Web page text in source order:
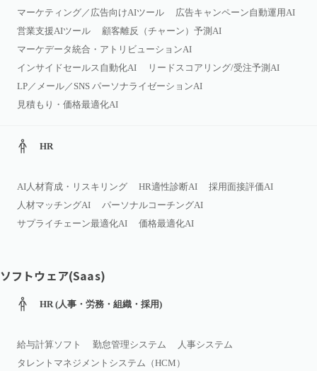
マーケティング／広告向けAIツール
広告キャンペーン自動運用AI
営業支援AIツール
顧客離反（チャーン）予測AI
マーケデータ統合・アトリビューションAI
インサイドセールス自動化AI
リードスコアリング/受注予測AI
LP／メール／SNS パーソナライゼーションAI
見積もり・価格最適化AI
HR
AI人材育成・リスキリング HR適性診断AI
採用面接評価AI
人材マッチングAI
パーソナルコーチングAI
サプライチェーン最適化AI
価格最適化AI
ソフトウェア(Saas)
HR (人事・労務・組織・採用)
給与計算ソフト 勤怠管理システム
人事システム
タレントマネジメントシステム（HCM）